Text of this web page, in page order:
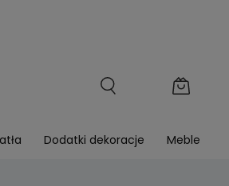
Dodatki dekoracje Meble